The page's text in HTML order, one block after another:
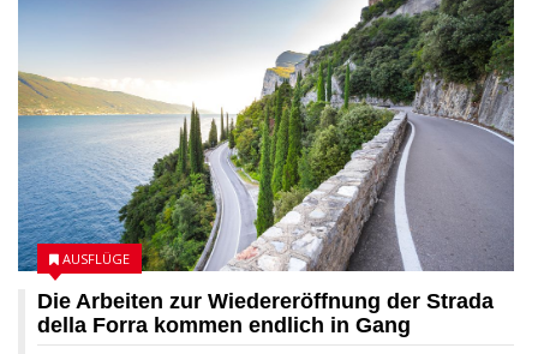
Die Arbeiten zur Wiedereröffnung der Strada
della Forra kommen endlich in Gang
AUSFLÜGE